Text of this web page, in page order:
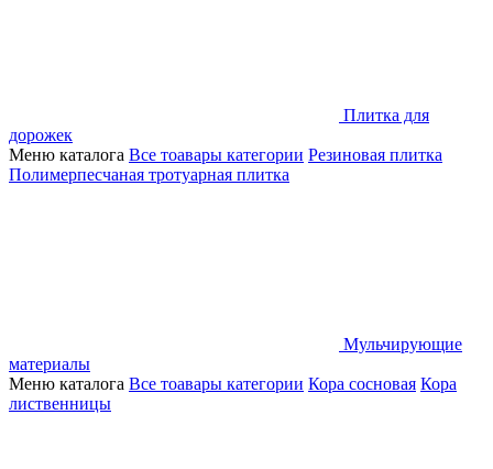
Плитка для
дорожек
Меню каталога Все тоавары категории Резиновая плитка
Полимерпесчаная тротуарная плитка
Мульчирующие
материалы
Меню каталога Все тоавары категории Кора сосновая Кора
лиственницы